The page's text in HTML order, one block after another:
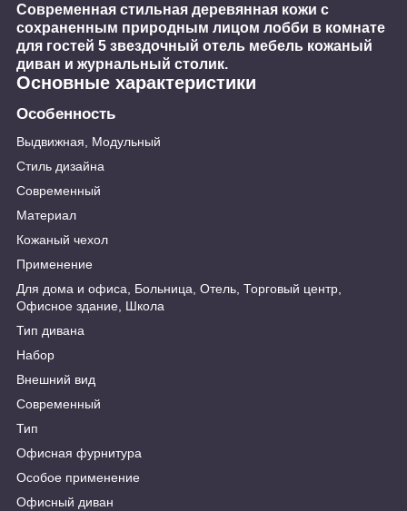
Современная стильная деревянная кожи с
сохраненным природным лицом лобби в комнате
для гостей 5 звездочный отель мебель кожаный
диван и журнальный столик.
Основные характеристики
Особенность
Выдвижная, Модульный
Стиль дизайна
Современный
Материал
Кожаный чехол
Применение
Для дома и офиса, Больница, Отель, Торговый центр,
Офисное здание, Школа
Тип дивана
Набор
Внешний вид
Современный
Тип
Офисная фурнитура
Особое применение
Офисный диван